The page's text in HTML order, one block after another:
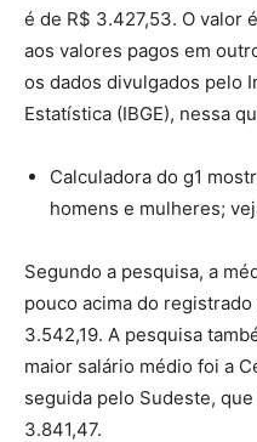
é de R$ 3.427,53. O valor
aos valores pagos em
os dados divulgados pelo
Estatística (IBGE), nessa
Calculadora do g1
homens e mulheres;
Segundo a pesquisa, a
pouco acima do
3.542,19. A pesquisa
maior salário médio foi a
seguida pelo Sudeste,
3.841,47.